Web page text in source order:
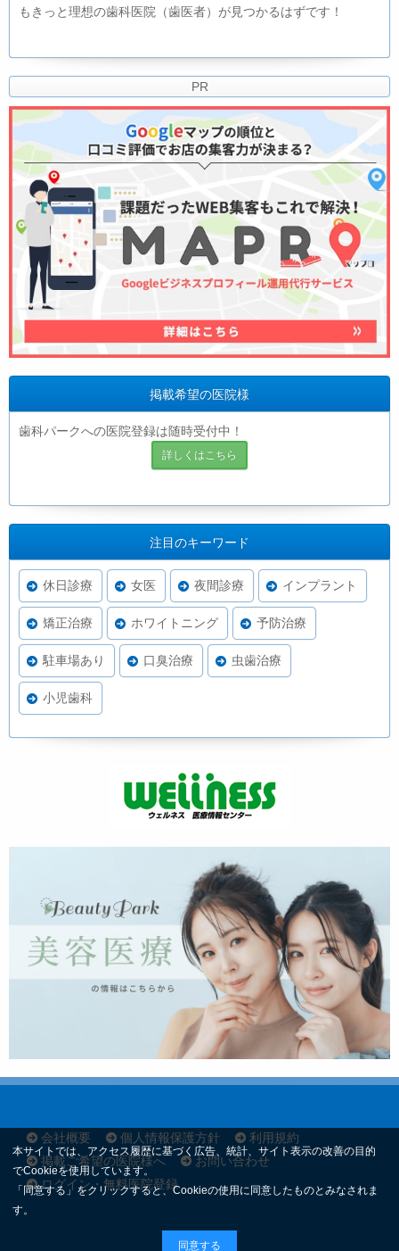
もきっと理想の歯科医院（歯医者）が見つかるはずです！
PR
掲載希望の医院様
歯科パークへの医院登録は随時受付中！
詳しくはこちら
注目のキーワード
休日診療 女医 夜間診療 インプラント
矯正治療 ホワイトニング 予防治療
駐車場あり 口臭治療 虫歯治療
小児歯科
会社概要 個人情報保護方針
利用規約
掲載ご希望の医院様へ
お問い合わせ
ログイン・無料医院登録
本サイトでは、アクセス履歴に基づく広告、統計、サイト表示の改善の目的
でCookieを使用しています。
「同意する」をクリックすると、Cookieの使用に同意したものとみなされま
す。
同意する